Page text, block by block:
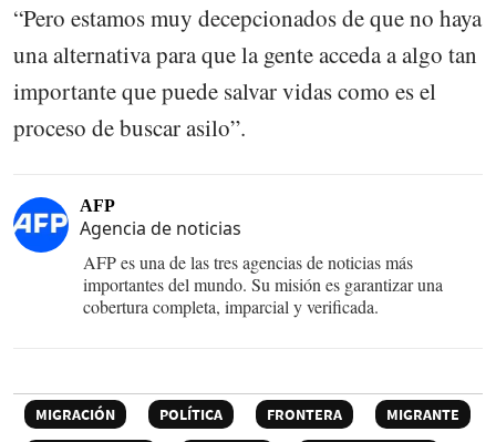
“Pero estamos muy decepcionados de que no haya
una alternativa para que la gente acceda a algo tan
importante que puede salvar vidas como es el
proceso de buscar asilo”.
AFP
Agencia de noticias
AFP es una de las tres agencias de noticias más
importantes del mundo. Su misión es garantizar una
cobertura completa, imparcial y verificada.
MIGRACIÓN POLÍTICA FRONTERA
MIGRANTE